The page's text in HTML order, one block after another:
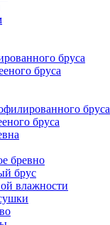
бруса
бруса
бруса
бруса
бревно
брус
влажности